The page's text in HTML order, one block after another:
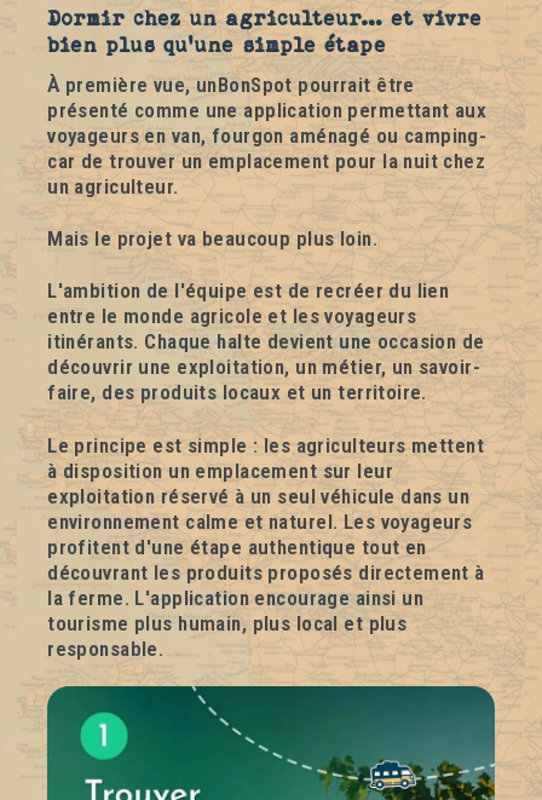
Dormir chez un agriculteur… et vivre
bien plus qu'une simple étape
À première vue, unBonSpot pourrait être
présenté comme une application permettant aux
voyageurs en van, fourgon aménagé ou camping-
car de trouver un emplacement pour la nuit chez
un agriculteur.
Mais le projet va beaucoup plus loin.
L'ambition de l'équipe est de recréer du lien
entre le monde agricole et les voyageurs
itinérants. Chaque halte devient une occasion de
découvrir une exploitation, un métier, un savoir-
faire, des produits locaux et un territoire.
Le principe est simple : les agriculteurs mettent
à disposition un emplacement sur leur
exploitation réservé à un seul véhicule dans un
environnement calme et naturel. Les voyageurs
profitent d'une étape authentique tout en
découvrant les produits proposés directement à
la ferme. L'application encourage ainsi un
tourisme plus humain, plus local et plus
responsable.